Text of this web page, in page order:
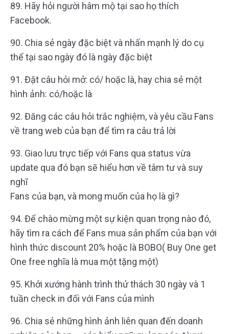
89. Hãy hỏi người hâm mộ tại sao họ thích
Facebook.
90. Chia sẻ ngày đặc biệt và nhấn mạnh lý do cụ
thể tại sao ngày đó là ngày đặc biệt
91. Đặt câu hỏi mở: có/ hoặc là, hay chia sẻ một
hình ảnh: có/hoặc là
92. Đăng các câu hỏi trắc nghiệm, và yêu cầu Fans
về trang web của bạn để tìm ra câu trả lời
93. Giao lưu trực tiếp với Fans qua status vừa
update qua đó bạn sẽ hiểu hơn về tâm tư và suy
nghĩ
Fans của bạn, và mong muốn của họ là gì?
94. Để chào mừng một sự kiện quan trọng nào đó,
hãy tìm ra cách để Fans mua sản phẩm của bạn với
hình thức discount 20% hoặc là BOBO( Buy One get
One free nghĩa là mua một tặng một)
95. Khởi xướng hành trình thử thách 30 ngày và 1
tuần check in đối với Fans của mình
96. Chia sẻ những hình ảnh liên quan đến doanh